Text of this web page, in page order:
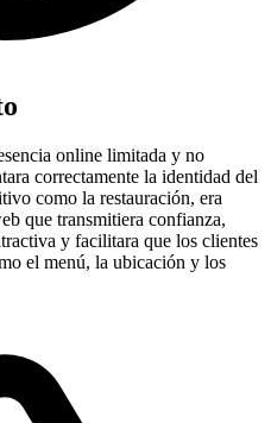
online limitada y no
correctamente la identidad del
como la restauración, era
que transmitiera confianza,
y facilitara que los clientes
el menú, la ubicación y los